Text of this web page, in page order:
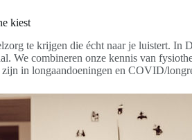
kiest
te krijgen die écht naar je luistert.
We combineren onze kennis van
in longaandoeningen en COVID/